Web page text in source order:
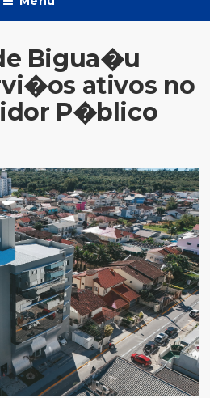
Bigua�u
ativos no
P�blico